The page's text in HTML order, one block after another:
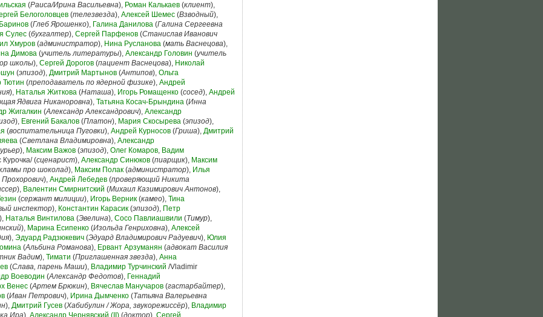
(Раиса/Ирина Васильевна), Роман Калькаев (клиент),
Белоголовцев (телезвезда), Алексей Шемес (Взводный),
(Глеб Ярошенко), Галина Данилова (Галина Сергеевна
Сулес (бухгалтер), Сергей Парфенов (Станислав Иванович
Хмуров (администратор), Нина Русланова (мать Васнецова),
Димова (учитель литературы), Александр Головин (учитель
школы), Сергей Дорогов (пациент Васнецова), Николай
(эпизод), Дмитрий Мартынов (Антипов), Ольга
Тютин (преподаватель по ядерной физике), Андрей
), Наталья Житкова (Наташа), Игорь Ромащенко (сосед), Андрей
Ядвига Никаноровна), Татьяна Косач-Брындина (Инна
Жигалкин (Александр Александрович), Александр
), Евгений Бакалов (Платон), Мария Скосырева (эпизод),
(воспитательница Пуговки), Андрей Курносов (Гриша), Дмитрий
(Светлана Владимировна), Александр
), Максим Важов (эпизод), Олег Комаров, Вадим
Курочка/ (сценарист), Александр Синюков (пиарщик), Максим
про шоколад), Максим Полак (администратор), Илья
), Андрей Лебедев (проверяющий Никита
), Валентин Смирнитский (Михаил Казимирович Антонов),
(сержант милиции), Игорь Верник (камео), Тина
инспектор), Константин Карасик (эпизод), Петр
), Наталья Винтилова (Эвелина), Сосо Павлиашвили (Тимур),
), Марина Есипенко (Изольда Генриховна), Алексей
), Эдуард Радзюкевич (Эдуард Владимирович Радуевич), Юлия
(Альбина Романова), Ервант Арзуманян (адвокат Василия
Вадим), Тимати (Приглашенная звезда), Анна
(Слава, парень Маши), Владимир Турчинский /Vladimir
Воеводин (Александр Федотов), Геннадий
Венес (Артем Брюкин), Вячеслав Манучаров (гастарбайтер),
(Иван Петрович), Ирина Дымченко (Татьяна Валерьевна
), Дмитрий Гусев (Хабибулин / Жора, звукорежиссёр), Владимир
Ира), Александр Чернявский (II) (доктор), Сергей